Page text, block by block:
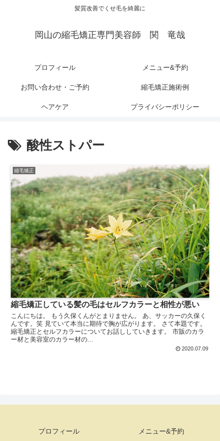
髪質改善でくせ毛を綺麗に
岡山の縮毛矯正専門美容師 関 竜哉
プロフィール メニュー&予約
お問い合わせ・ご予約 縮毛矯正施術例
ヘアケア プライバシーポリシー
酸性ストパー
縮毛矯正
縮毛矯正している髪の毛はセルフカラーと相性が悪い
こんにちは。 もう久保くんがとまりません。 あ、サッカーの久保く
んです。笑 見ていて本当に期待で胸が広がります。 さて本題です。
縮毛矯正とセルフカラーについてお話ししていきます。 市販のカラ
ー材と美容室のカラー材の...
2020.07.09
プロフィール メニュー&予約